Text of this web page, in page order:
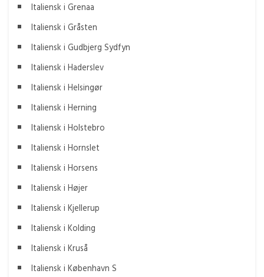
Italiensk i Grenaa
Italiensk i Gråsten
Italiensk i Gudbjerg Sydfyn
Italiensk i Haderslev
Italiensk i Helsingør
Italiensk i Herning
Italiensk i Holstebro
Italiensk i Hornslet
Italiensk i Horsens
Italiensk i Højer
Italiensk i Kjellerup
Italiensk i Kolding
Italiensk i Kruså
Italiensk i København S